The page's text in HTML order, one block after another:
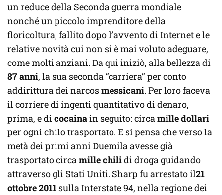
un reduce della Seconda guerra mondiale
nonché un piccolo imprenditore della
floricoltura, fallito dopo l’avvento di Internet e le
relative novità cui non si è mai voluto adeguare,
come molti anziani. Da qui iniziò, alla bellezza di
87 anni, la sua seconda “carriera” per conto
addirittura dei narcosmessicani. Per loro faceva
il corriere di ingenti quantitativo di denaro,
prima, e dicocainain seguito: circamille dollari
per ogni chilo trasportato. E si pensa che verso la
metà dei primi anni Duemila avesse già
trasportato circamille chilidi droga guidando
attraverso gli Stati Uniti. Sharp fu arrestato il21
ottobre 2011 sulla Interstate 94, nella regione dei